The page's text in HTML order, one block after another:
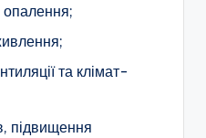
опалення;
та клімат-
підвищення